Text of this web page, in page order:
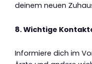
deinem neuen
8. Wichtige
Informiere dich im